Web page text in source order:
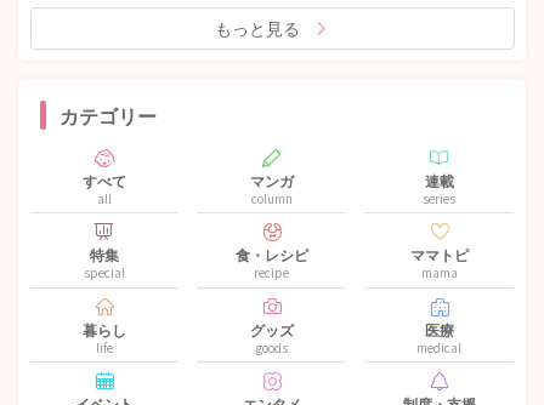
もっと見る
カテゴリー
すべて
all
マンガ
column
連載
series
特集
special
食・レシピ
recipe
ママトピ
mama
暮らし
life
グッズ
goods
医療
medical